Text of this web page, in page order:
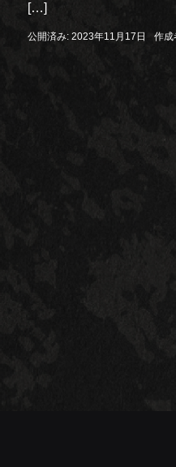
[…]
公開済み: 2023年11月17日 作成